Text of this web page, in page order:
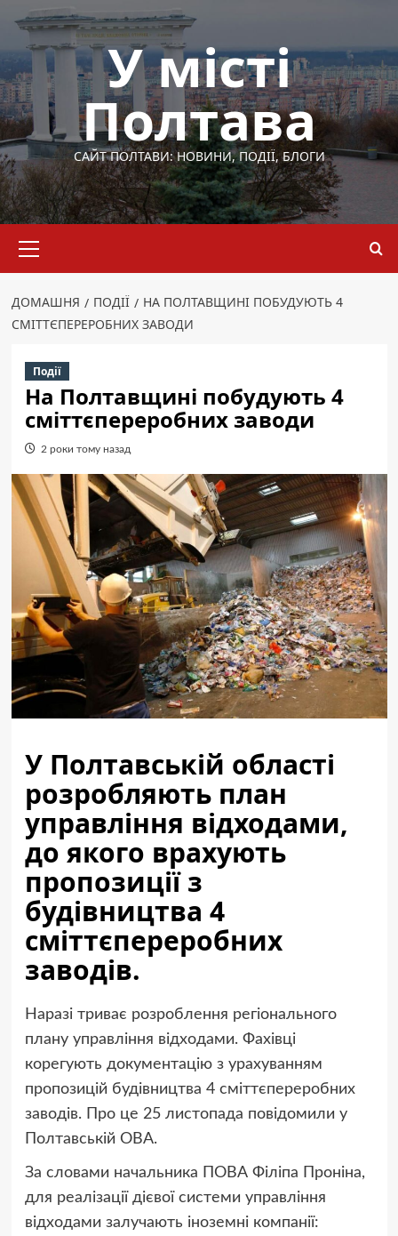
Перейти
вмісту
У місті
Полтава
САЙТ ПОЛТАВИ: НОВИНИ, ПОДІЇ, БЛОГИ
меню
ДОМАШНЯ ПОДІЇ
НА ПОЛТАВЩИНІ ПОБУДУЮТЬ 4
СМІТТЄПЕРЕРОБНИХ ЗАВОДИ
Події
На Полтавщині побудують 4
сміттєпереробних заводи
2 роки тому назад
У Полтавській області
розробляють план
управління відходами,
до якого врахують
пропозиції з
будівництва 4
сміттєпереробних
заводів.
Наразі триває розроблення регіонального
плану управління відходами. Фахівці
корегують документацію з урахуванням
пропозицій будівництва 4 сміттєпереробних
заводів. Про це 25 листопада повідомили у
Полтавській ОВА.
За словами начальника ПОВА Філіпа Проніна,
для реалізації дієвої системи управління
відходами залучають іноземні компанії: